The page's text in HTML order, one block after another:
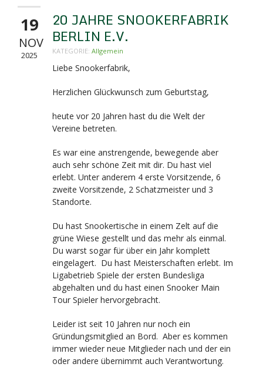
19
NOV
2025
20 JAHRE SNOOKERFABRIK
BERLIN E.V.
KATEGORIE: Allgemein
Liebe Snookerfabrik,
Herzlichen Glückwunsch zum Geburtstag,
heute vor 20 Jahren hast du die Welt der
Vereine betreten.
Es war eine anstrengende, bewegende aber
auch sehr schöne Zeit mit dir. Du hast viel
erlebt. Unter anderem 4 erste Vorsitzende, 6
zweite Vorsitzende, 2 Schatzmeister und 3
Standorte.
Du hast Snookertische in einem Zelt auf die
grüne Wiese gestellt und das mehr als einmal.
Du warst sogar für über ein Jahr komplett
eingelagert. Du hast Meisterschaften erlebt. Im
Ligabetrieb Spiele der ersten Bundesliga
abgehalten und du hast einen Snooker Main
Tour Spieler hervorgebracht.
Leider ist seit 10 Jahren nur noch ein
Gründungsmitglied an Bord. Aber es kommen
immer wieder neue Mitglieder nach und der ein
oder andere übernimmt auch Verantwortung.